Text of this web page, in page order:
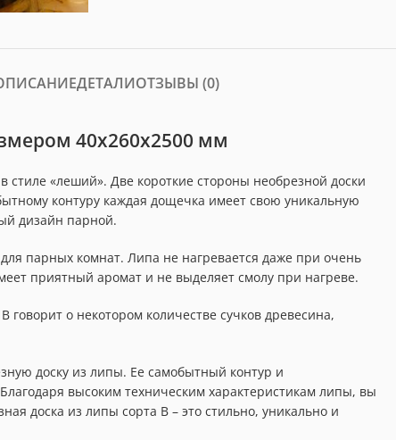
ДЕТАЛИОТЗЫВЫ (0)
40x260x2500 мм
стиле «леший». Две короткие стороны необрезной доски
контуру каждая дощечка имеет свою уникальную
дизайн парной.
парных комнат. Липа не нагревается даже при очень
приятный аромат и не выделяет смолу при нагреве.
о некотором количестве сучков древесина,
доску из липы. Ее самобытный контур и
высоким техническим характеристикам липы, вы
доска из липы сорта В – это стильно, уникально и